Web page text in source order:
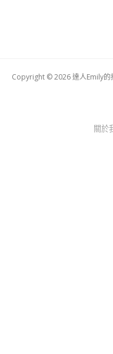
Copyright © 2026 達人Emily的
關於